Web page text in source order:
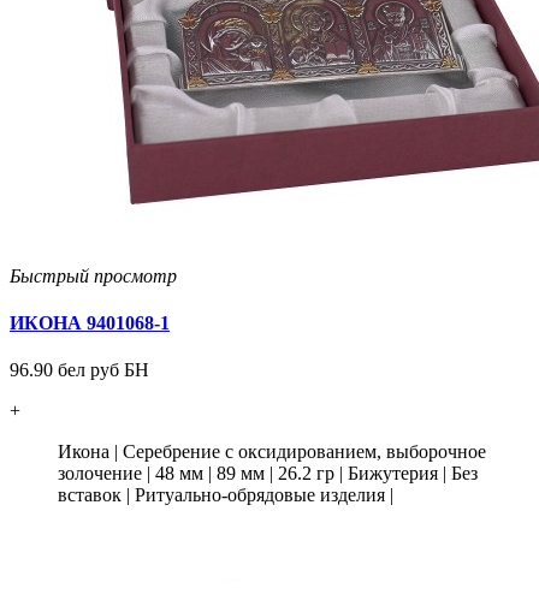
Быстрый просмотр
ИКОНА 9401068-1
96.90 бел руб БН
+
Икона | Серебрение с оксидированием, выборочное
золочение | 48 мм | 89 мм | 26.2 гр | Бижутерия | Без
вставок | Ритуально-обрядовые изделия |